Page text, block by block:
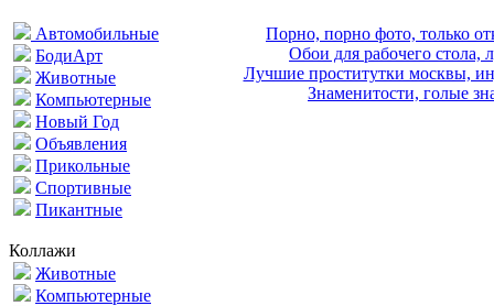
Автомобильные
БодиАрт
Животные
Компьютерные
Новый Год
Объявления
Прикольные
Спортивные
Пикантные
Коллажи
Животные
Компьютерные
Порно, порно фото, только
Обои для рабочего стола,
Лучшие проститутки москвы,
Знаменитости, голые